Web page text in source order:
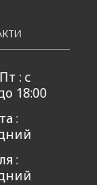
: с
18:00
:
: